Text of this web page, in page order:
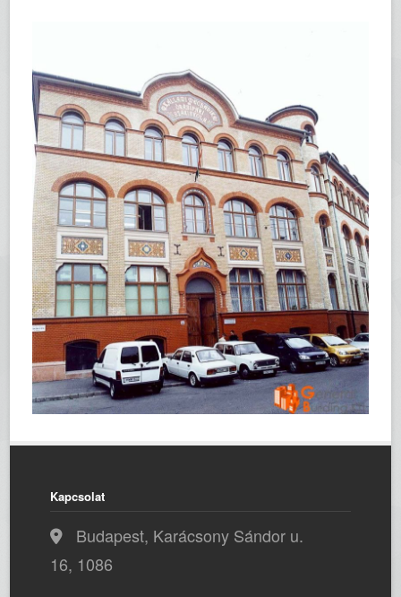
Kapcsolat
Budapest, Karácsony Sándor u.
16, 1086